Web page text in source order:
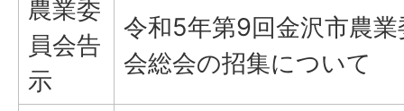
農業委
員会告
示
令和5年第9回金沢市農業
会総会の招集について